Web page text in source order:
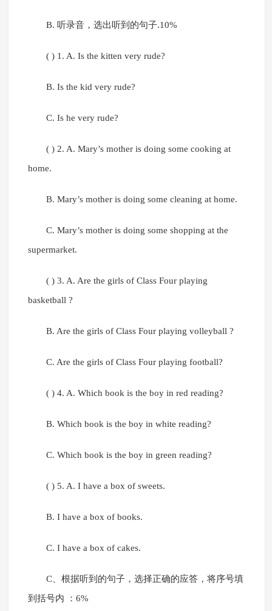
B. 听录音，选出听到的句子.10%
( ) 1. A. Is the kitten very rude?
B. Is the kid very rude?
C. Is he very rude?
( ) 2. A. Mary’s mother is doing some cooking at
home.
B. Mary’s mother is doing some cleaning at home.
C. Mary’s mother is doing some shopping at the
supermarket.
( ) 3. A. Are the girls of Class Four playing
basketball ?
B. Are the girls of Class Four playing volleyball ?
C. Are the girls of Class Four playing football?
( ) 4. A. Which book is the boy in red reading?
B. Which book is the boy in white reading?
C. Which book is the boy in green reading?
( ) 5. A. I have a box of sweets.
B. I have a box of books.
C. I have a box of cakes.
C、根据听到的句子，选择正确的应答，将序号填
到括号内 ：6%